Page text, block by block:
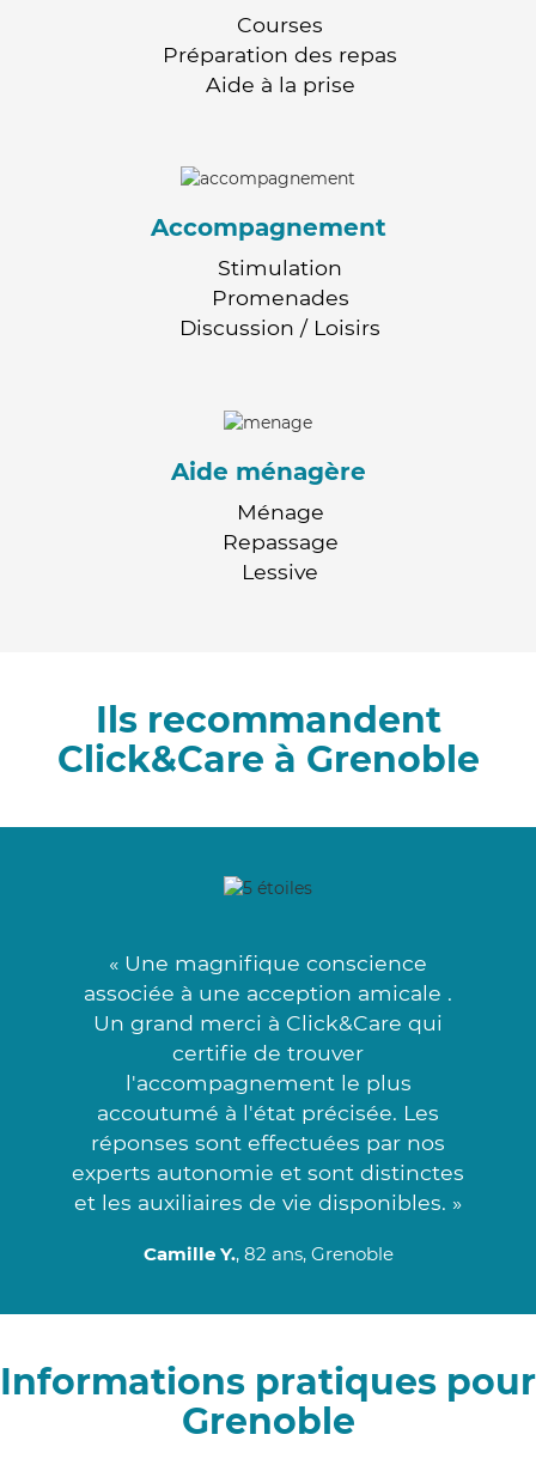
Courses
Préparation des repas
Aide à la prise
Accompagnement
Stimulation
Promenades
Discussion / Loisirs
Aide ménagère
Ménage
Repassage
Lessive
Ils recommandent
Click&Care à Grenoble
« Une magnifique conscience
associée à une acception amicale .
Un grand merci à Click&Care qui
certifie de trouver
l'accompagnement le plus
accoutumé à l'état précisée. Les
réponses sont effectuées par nos
experts autonomie et sont distinctes
et les auxiliaires de vie disponibles. »
Camille Y., 82 ans, Grenoble
Informations pratiques pour
Grenoble